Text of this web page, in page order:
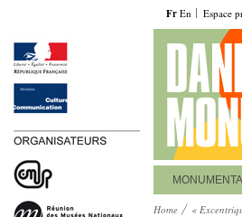
Fr En Espace
MONUMENTA
Home «